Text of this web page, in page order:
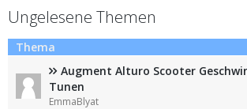
Ungelesene Themen
Thema
Augment Alturo Scooter
Tunen
EmmaBlyat